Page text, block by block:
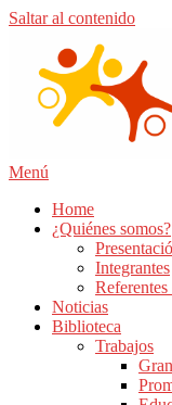
Saltar al contenido
Menú
Home
¿Quiénes somos?
Integrantes
Noticias
Biblioteca
Trabajos